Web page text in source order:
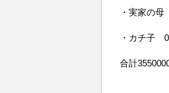
・実家の
・カチ子
合計